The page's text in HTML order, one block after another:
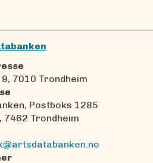
7010 Trondheim
Postboks 1285
7462 Trondheim